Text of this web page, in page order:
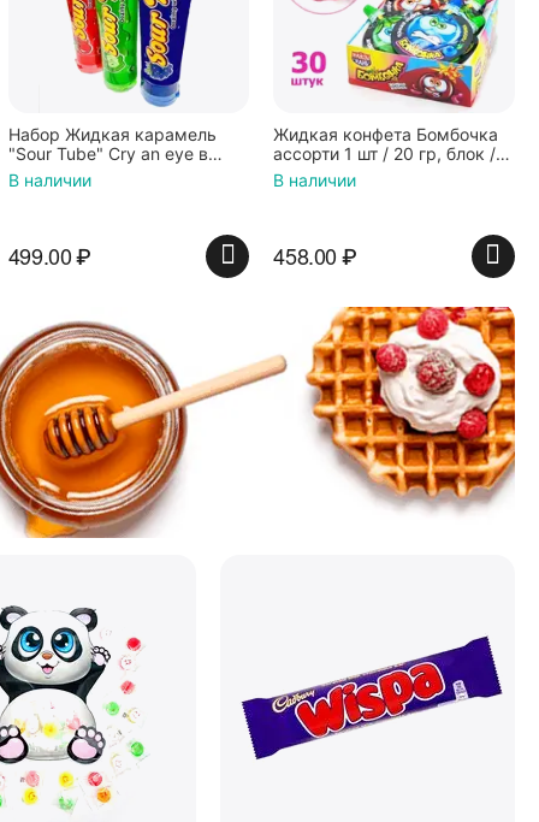
Набор Жидкая карамель
"Sour Tube" Cry an eye в
тюбике со вкусом малины,
вишни и яблока 3 шт
В наличии
499.00₽
Жидкая конфета Бомбочка
ассорти 1 шт / 20 гр, блок /
30шт, Канди Клаб, жидкая
карамель
В наличии
458.00₽